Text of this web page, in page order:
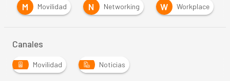
M Movilidad N Networking W Workplace
Canales
Movilidad Noticias